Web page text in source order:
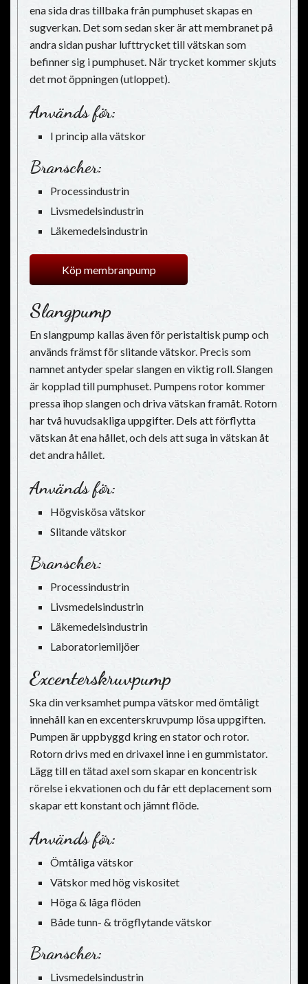
ena sida dras tillbaka från pumphuset skapas en
sugverkan. Det som sedan sker är att membranet på
andra sidan pushar lufttrycket till vätskan som
befinner sig i pumphuset. När trycket kommer skjuts
det mot öppningen (utloppet).
Används för:
I princip alla vätskor
Branscher:
Processindustrin
Livsmedelsindustrin
Läkemedelsindustrin
Köp membranpump
Slangpump
En slangpump kallas även för peristaltisk pump och
används främst för slitande vätskor. Precis som
namnet antyder spelar slangen en viktig roll. Slangen
är kopplad till pumphuset. Pumpens rotor kommer
pressa ihop slangen och driva vätskan framåt. Rotorn
har två huvudsakliga uppgifter. Dels att förflytta
vätskan åt ena hållet, och dels att suga in vätskan åt
det andra hållet.
Används för:
Högviskösa vätskor
Slitande vätskor
Branscher:
Processindustrin
Livsmedelsindustrin
Läkemedelsindustrin
Laboratoriemiljöer
Excenterskruvpump
Ska din verksamhet pumpa vätskor med ömtåligt
innehåll kan en excenterskruvpump lösa uppgiften.
Pumpen är uppbyggd kring en stator och rotor.
Rotorn drivs med en drivaxel inne i en gummistator.
Lägg till en tätad axel som skapar en koncentrisk
rörelse i ekvationen och du får ett deplacement som
skapar ett konstant och jämnt flöde.
Används för:
Ömtåliga vätskor
Vätskor med hög viskositet
Höga & låga flöden
Både tunn- & trögflytande vätskor
Branscher:
Livsmedelsindustrin